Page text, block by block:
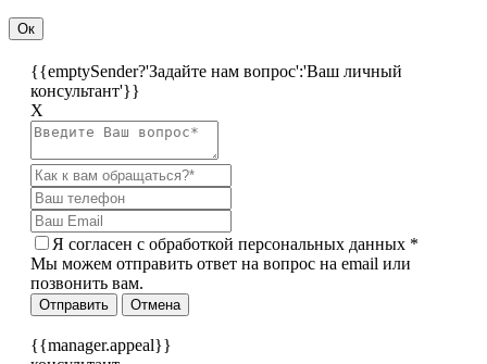
Ок
{{emptySender?'Задайте нам вопрос':'Ваш личный
консультант'}}
Х
Я согласен c обработкой персональных данных *
Мы можем отправить ответ на вопрос на email или
позвонить вам.
Отправить Отмена
{{manager.appeal}}